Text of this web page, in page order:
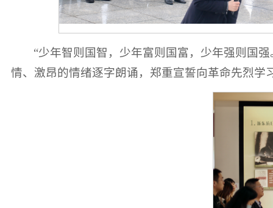
“少年智则国智，少年富则国富，少年强则国
情、激昂的情绪逐字朗诵，郑重宣誓向革命先烈学